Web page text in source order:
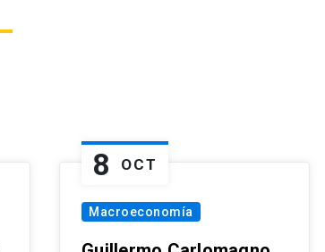
8 OCT
Macroeconomía